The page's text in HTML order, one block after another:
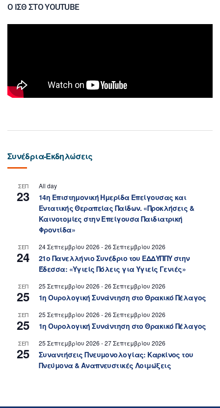
Ο ΙΣΘ ΣΤΟ YOUTUBE
Συνέδρια-Εκδηλώσεις
ΣΕΠ
23
All day
14η Επιστημονική Ημερίδα Επείγουσας και
Εντατικής Θεραπείας Παίδων. «Προκλήσεις &
Καινοτομίες στην Επείγουσα Παιδιατρική
Φροντίδα»
ΣΕΠ
24
24 Σεπτεμβρίου 2026 -26 Σεπτεμβρίου 2026
21ο Πανελλήνιο Συνέδριο του ΕΔΔΥΠΠΥ στην
Έδεσσα: «Υγιείς Πόλεις για Υγιείς Γενιές»
ΣΕΠ
25
25 Σεπτεμβρίου 2026 -26 Σεπτεμβρίου 2026
1η Ουρολογική Συνάντηση στο Θρακικό Πέλαγος
ΣΕΠ
25
25 Σεπτεμβρίου 2026 -26 Σεπτεμβρίου 2026
1η Ουρολογική Συνάντηση στο Θρακικό Πέλαγος
ΣΕΠ
25
25 Σεπτεμβρίου 2026 -27 Σεπτεμβρίου 2026
Συναντήσεις Πνευμονολογίας: Καρκίνος του
Πνεύμονα & Αναπνευστικές Λοιμώξεις